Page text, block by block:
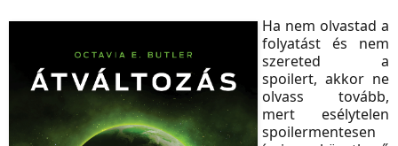
Ha nem olvastad a
folyatást és nem
szereted a
spoilert, akkor ne
olvass tovább,
mert esélytelen
spoilermentesen